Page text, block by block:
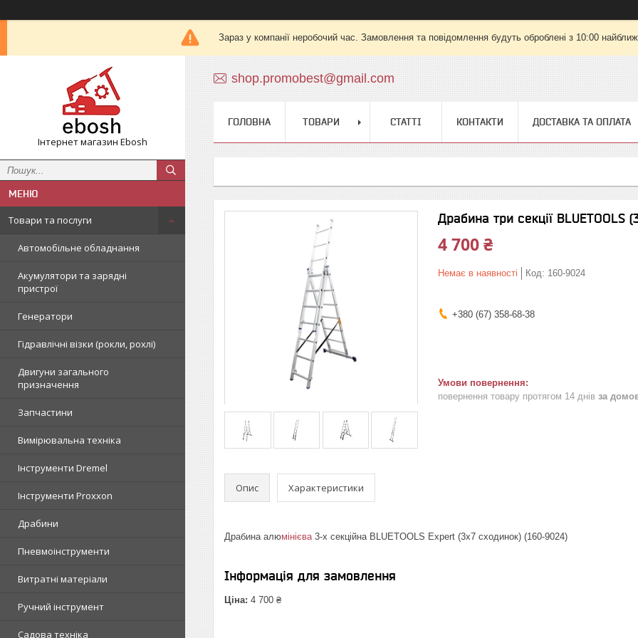
Зараз у компанії неробочий час. Замовлення та повідомлення будуть оброблені з 10:00
Інтернет магазин Ebosh
Товари та послуги
Автомобільне обладнання
Акумулятори та зарядні
пристрої
Генератори
Гідравлічні візки (рокли, рохлі)
Двигуни загального
призначення
Запчастини
Вимірювальна техніка
Інструменти Dremel
Інструменти Proxxon
Драбини
Пневмоінструменти
Витратні матеріали
Ручний інструмент
Садова техніка
shop.promobest@gmail.com
ГОЛОВНА ТОВАРИ СТАТТІ КОНТАКТИ ДОСТАВКА ТА ОПЛАТА
Драбина три секції BLUETOOLS
4 700 ₴
Немає в наявності Код: 160-9024
+380 (67) 358-68-38
повернення товару протягом 14 днів за
Опис Характеристики
Драбина алюмінієва3-х секційна BLUETOOLS Expert (3х7 сходинок) (160-9024)
Інформація для замовлення
Ціна: 4 700 ₴